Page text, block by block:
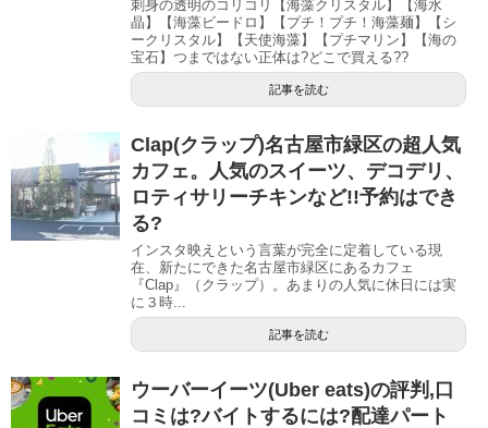
刺身の透明のコリコリ【海藻クリスタル】【海水
晶】【海藻ビードロ】【プチ！プチ！海藻麺】【シ
ークリスタル】【天使海藻】【プチマリン】【海の
宝石】つまではない正体は?どこで買える??
記事を読む
Clap(クラップ)名古屋市緑区の超人気
カフェ。人気のスイーツ、デコデリ、
ロティサリーチキンなど!!予約はでき
る?
インスタ映えという言葉が完全に定着している現
在、新たにできた名古屋市緑区にあるカフェ
『Clap』（クラップ）。あまりの人気に休日には実
に３時...
記事を読む
ウーバーイーツ(Uber eats)の評判,口
コミは?バイトするには?配達パート